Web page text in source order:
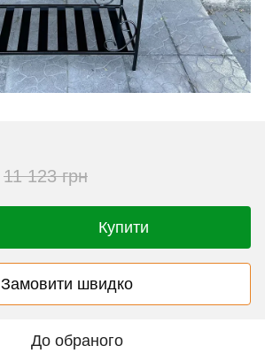
11 123 грн
Купити
Замовити швидко
До обраного